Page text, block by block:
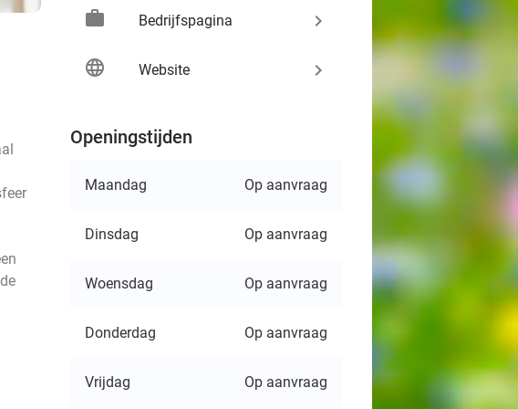
work Bedrijfspagina keyboard_arrow_right
language Website keyboard_arrow_right
Openingstijden
Maandag Op aanvraag
Dinsdag Op aanvraag
Woensdag Op aanvraag
Donderdag Op aanvraag
Vrijdag Op aanvraag